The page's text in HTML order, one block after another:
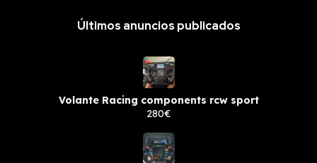
Últimos anuncios publicados
Volante Racing components rcw sport
280€